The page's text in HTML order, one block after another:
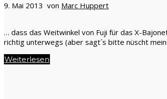
9. Mai 2013 von Marc Huppert
… dass das Weitwinkel von Fuji für das X-
richtig unterwegs (aber sagt´s bitte nüscht
Weiterlesen